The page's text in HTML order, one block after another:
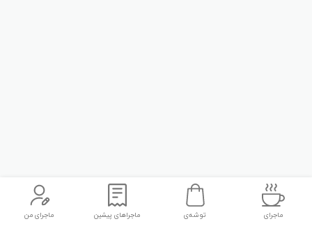
ماجرای توشه‌ی ماجراهای پیشین ماجرای من